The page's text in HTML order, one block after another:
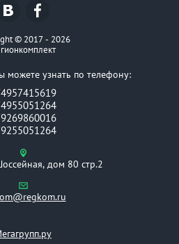
© 2017 - 2026
можете узнать по телефону:
дом 80 стр.2